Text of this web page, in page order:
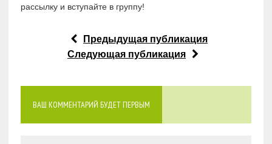
рассылку и вступайте в группу!
Предыдущая публикация
Следующая публикация
ВАШ КОММЕНТАРИЙ БУДЕТ ПЕРВЫМ